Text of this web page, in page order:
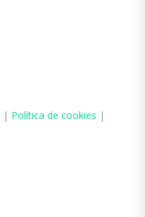
| Política de cookies |